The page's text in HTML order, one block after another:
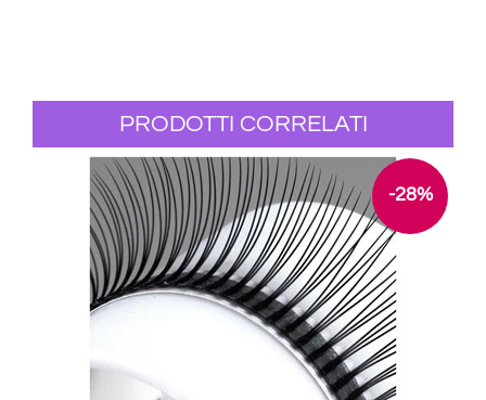
PRODOTTI CORRELATI
-28%